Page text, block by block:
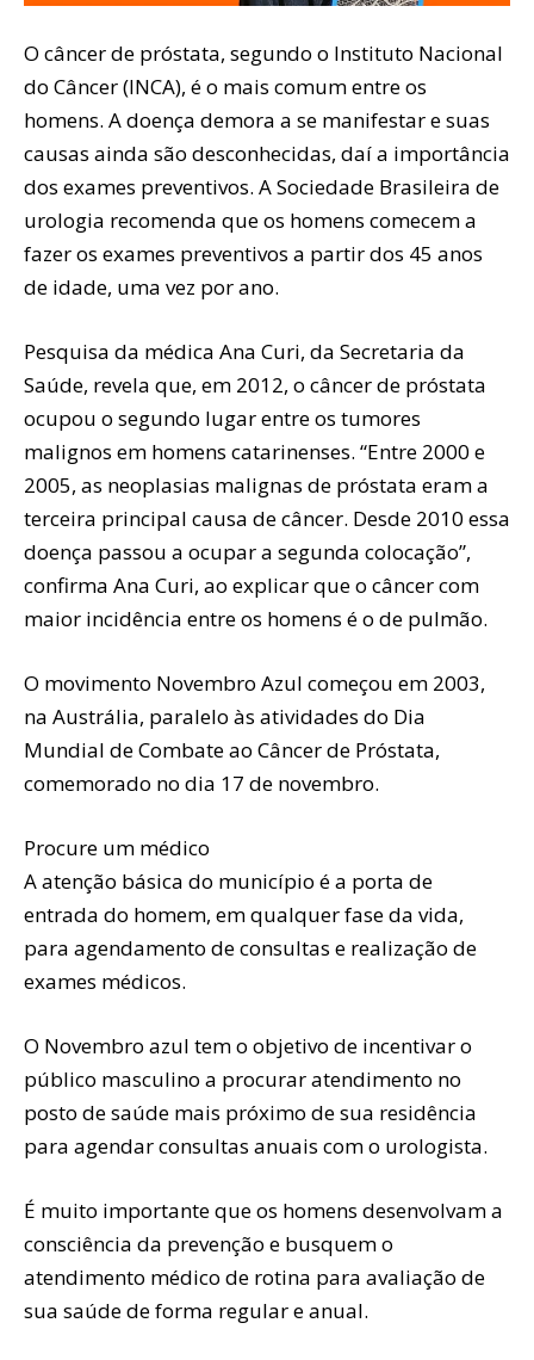
O câncer de próstata, segundo o Instituto Nacional
do Câncer (INCA), é o mais comum entre os
homens. A doença demora a se manifestar e suas
causas ainda são desconhecidas, daí a importância
dos exames preventivos. A Sociedade Brasileira de
urologia recomenda que os homens comecem a
fazer os exames preventivos a partir dos 45 anos
de idade, uma vez por ano.
Pesquisa da médica Ana Curi, da Secretaria da
Saúde, revela que, em 2012, o câncer de próstata
ocupou o segundo lugar entre os tumores
malignos em homens catarinenses. “Entre 2000 e
2005, as neoplasias malignas de próstata eram a
terceira principal causa de câncer. Desde 2010 essa
doença passou a ocupar a segunda colocação”,
confirma Ana Curi, ao explicar que o câncer com
maior incidência entre os homens é o de pulmão.
O movimento Novembro Azul começou em 2003,
na Austrália, paralelo às atividades do Dia
Mundial de Combate ao Câncer de Próstata,
comemorado no dia 17 de novembro.
Procure um médico
A atenção básica do município é a porta de
entrada do homem, em qualquer fase da vida,
para agendamento de consultas e realização de
exames médicos.
O Novembro azul tem o objetivo de incentivar o
público masculino a procurar atendimento no
posto de saúde mais próximo de sua residência
para agendar consultas anuais com o urologista.
É muito importante que os homens desenvolvam a
consciência da prevenção e busquem o
atendimento médico de rotina para avaliação de
sua saúde de forma regular e anual.